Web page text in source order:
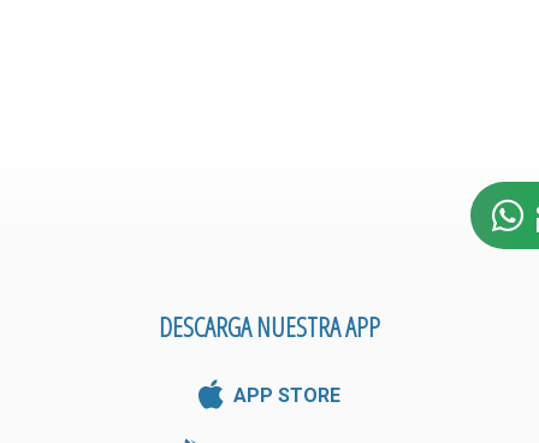
DESCARGA NUESTRA APP
APP STORE